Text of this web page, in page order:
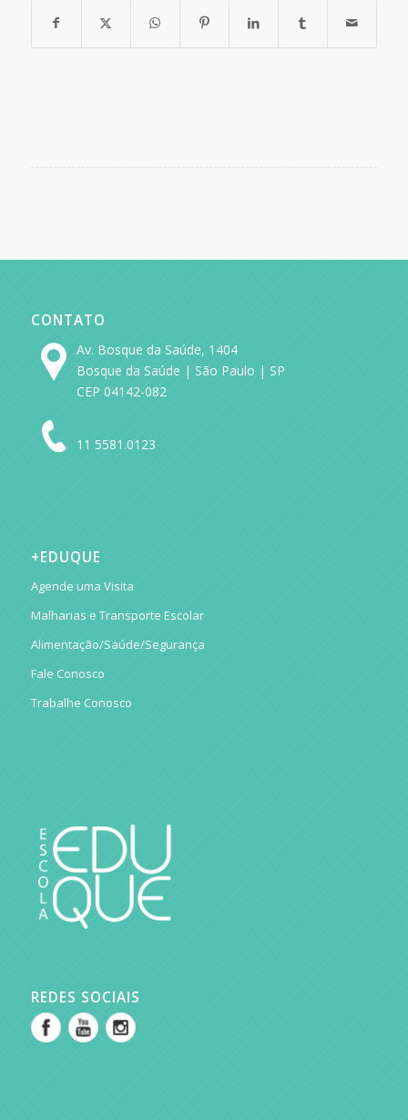
CONTATO
Av. Bosque da Saúde, 1404
Bosque da Saúde | São Paulo | SP
CEP 04142-082
11 5581.0123
+EDUQUE
Agende uma Visita
Malharias e Transporte Escolar
Alimentação/Saúde/Segurança
Fale Conosco
Trabalhe Conosco
REDES SOCIAIS